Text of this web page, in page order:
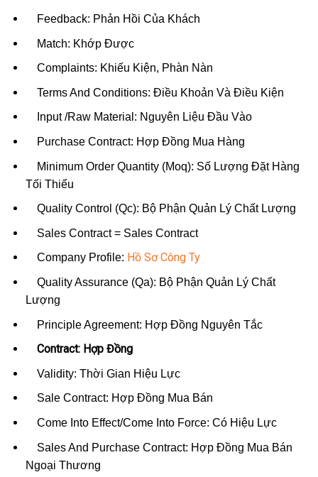
Feedback: Phản Hồi Của Khách
Match: Khớp Được
Complaints: Khiếu Kiện, Phàn Nàn
Terms And Conditions: Điều Khoản Và Điều Kiện
Input /Raw Material: Nguyên Liệu Đầu Vào
Purchase Contract: Hợp Đồng Mua Hàng
Minimum Order Quantity (Moq): Số Lượng Đặt Hàng
Tối Thiểu
Quality Control (Qc): Bộ Phận Quản Lý Chất Lượng
Sales Contract = Sales Contract
Company Profile: Hồ Sơ Công Ty
Quality Assurance (Qa): Bộ Phận Quản Lý Chất
Lượng
Principle Agreement: Hợp Đồng Nguyên Tắc
Contract: Hợp Đồng
Validity: Thời Gian Hiệu Lực
Sale Contract: Hợp Đồng Mua Bán
Come Into Effect/Come Into Force: Có Hiệu Lực
Sales And Purchase Contract: Hợp Đồng Mua Bán
Ngoại Thương